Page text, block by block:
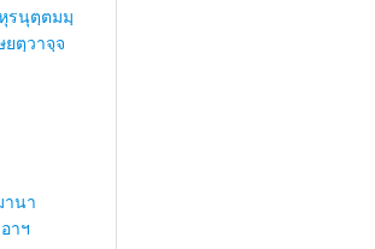
รนุตฺตมมฺ
ตฺวาจฺจ
านา
าฯ